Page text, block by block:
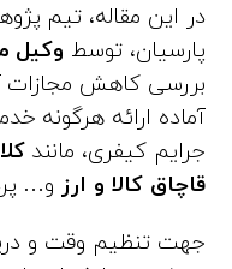
در این مقاله، تیم
پارسیان، توسط وکیل
بررسی کاهش مجازات
آماده ارائه هرگونه
جرایم کیفری، مانند
قاچاق کالا و ارز و…
جهت تنظیم وقت و